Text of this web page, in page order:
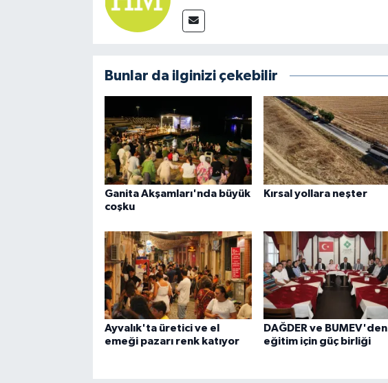
Bunlar da ilginizi çekebilir
Ganita Akşamları'nda büyük
coşku
Kırsal yollara neşter
Ayvalık'ta üretici ve el
emeği pazarı renk katıyor
DAĞDER ve BUMEV'den
eğitim için güç birliği